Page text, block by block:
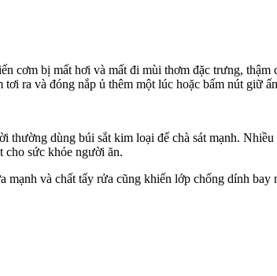
cơm bị mất hơi và mất đi mùi thơm đặc trưng,
ra và đóng nắp ủ thêm một lúc hoặc bấm nút giữ
thường dùng búi sắt kim loại để chà sát mạnh.
cho sức khỏe người ăn.
và chất tẩy rửa cũng khiến lớp chống dính bay